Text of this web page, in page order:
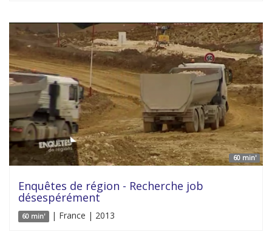
60 min'
Enquêtes de région - Recherche job
désespérément
60 min' | France | 2013